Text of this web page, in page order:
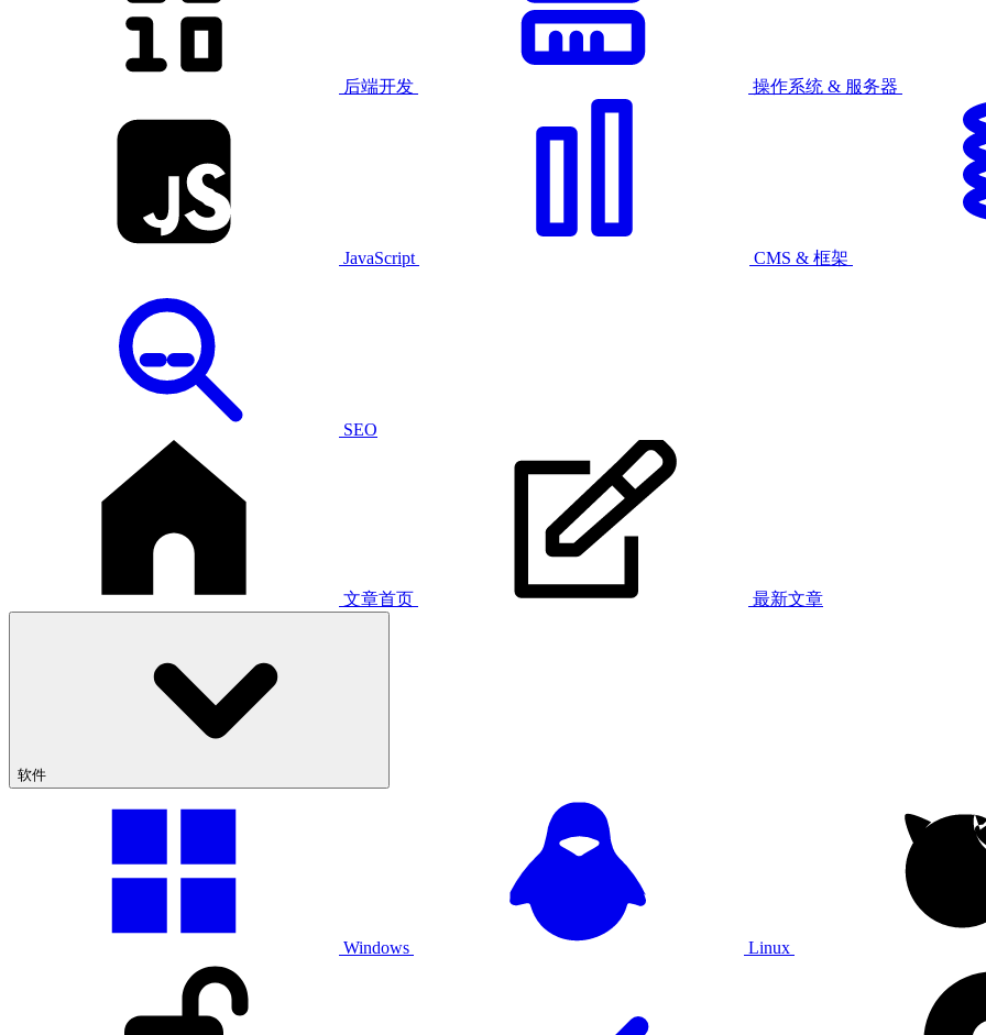
后端开发 操作系统 & 服务器
JavaScript CMS & 框架
SEO
文章首页 最新文章
软件
Windows Linux